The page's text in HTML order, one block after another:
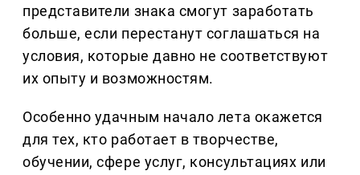
представители знака смогут заработать
больше, если перестанут соглашаться на
условия, которые давно не соответствуют
их опыту и возможностям.
Особенно удачным начало лета окажется
для тех, кто работает в творчестве,
обучении, сфере услуг, консультациях или